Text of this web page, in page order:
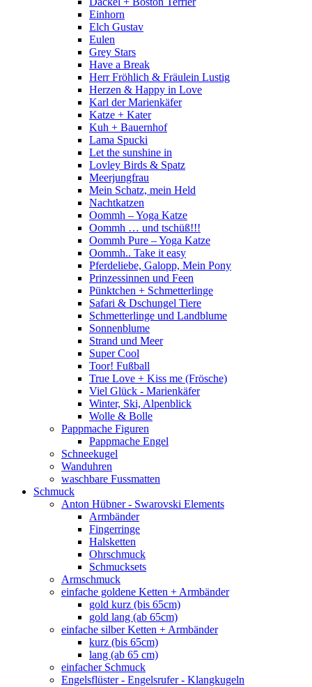
Einhorn
Elch Gustav
Eulen
Grey Stars
Have a Break
Herr Fröhlich & Fräulein Lustig
Herzen & Happy in Love
Karl der Marienkäfer
Katze + Kater
Kuh + Bauernhof
Lama Spucki
Let the sunshine in
Lovley Birds & Spatz
Meerjungfrau
Mein Schatz, mein Held
Nachtkatzen
Oommh – Yoga Katze
Oommh … und tschüß!!!
Oommh Pure – Yoga Katze
Oommh.. Take it easy
Pferdeliebe, Galopp, Mein Pony
Prinzessinnen und Feen
Pünktchen + Schmetterlinge
Safari & Dschungel Tiere
Schmetterlinge und Landblume
Sonnenblume
Strand und Meer
Super Cool
Toor! Fußball
True Love + Kiss me (Frösche)
Viel Glück - Marienkäfer
Winter, Ski, Alpenblick
Wolle & Bolle
Pappmache Figuren
Pappmache Engel
Schneekugel
Wanduhren
waschbare Fussmatten
Schmuck
Anton Hübner - Swarovski Elements
Armbänder
Fingerringe
Halsketten
Ohrschmuck
Schmucksets
Armschmuck
einfache goldene Ketten + Armbänder
gold kurz (bis 65cm)
gold lang (ab 65cm)
einfache silber Ketten + Armbänder
kurz (bis 65cm)
lang (ab 65 cm)
einfacher Schmuck
Engelsflüster - Engelsrufer - Klangkugeln